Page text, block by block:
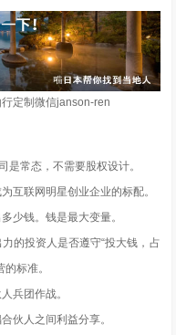
定制微信janson-ren
是常态，不需要股权设计。
互联网明星创业企业的标配。
少钱。钱是最大变量。
的投资人是否遵守“投大钱，占
标准。
兵团作战。
伙人之间利益分享。